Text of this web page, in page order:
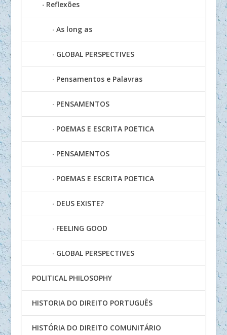
Reflexões
As long as
GLOBAL PERSPECTIVES
Pensamentos e Palavras
PENSAMENTOS
POEMAS E ESCRITA POETICA
PENSAMENTOS
POEMAS E ESCRITA POETICA
DEUS EXISTE?
FEELING GOOD
GLOBAL PERSPECTIVES
POLITICAL PHILOSOPHY
HISTORIA DO DIREITO PORTUGUÊS
HISTÓRIA DO DIREITO COMUNITÁRIO